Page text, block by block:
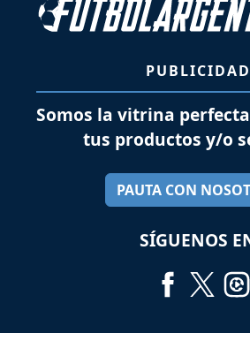
PUBLICIDAD
Somos la vitrina
tus productos y/o
PAUTA CON
SÍGUENOS